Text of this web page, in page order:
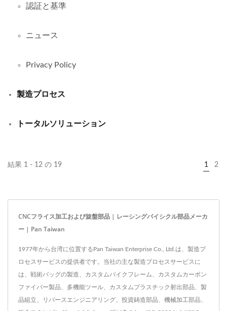
認証と基準
ニュース
Privacy Policy
製造プロセス
トータルソリューション
結果 1 - 12 の 19 1 2
CNCフライス加工および旋盤部品 | レーシングバイシクル部品メーカ
ー | Pan Taiwan
1977年から台湾に位置するPan Taiwan Enterprise Co., Ltd.は、製造プ
ロセスサービスの提供者です。当社の主な製造プロセスサービスに
は、戦術バッグの製造、カスタムバイクフレーム、カスタムカーボン
ファイバー製品、多機能ツール、カスタムプラスチック射出部品、製
品組立、リバースエンジニアリング、投資鋳造部品、機械加工部品、